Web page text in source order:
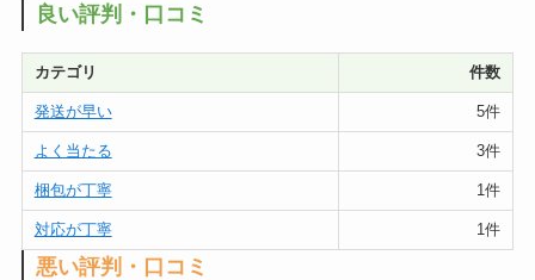
良い評判・口コミ
カテゴリ 件数
発送が早い 5件
よく当たる 3件
梱包が丁寧 1件
対応が丁寧 1件
悪い評判・口コミ